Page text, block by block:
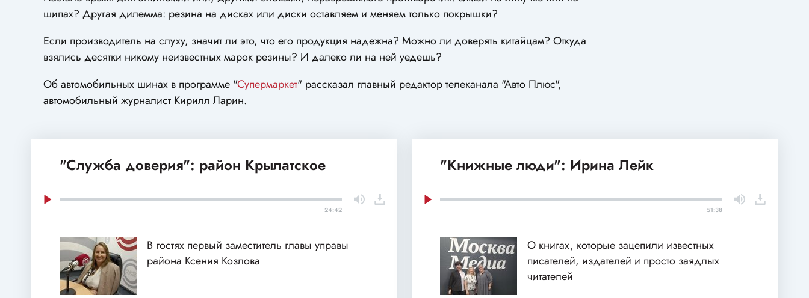
шипах? Другая дилемма: резина на дисках или диски оставляем и меняем только покрышки?
Если производитель на слуху, значит ли это, что его продукция надежна? Можно ли доверять китайцам? Откуда
взялись десятки никому неизвестных марок резины? И далеко ли на ней уедешь?
Об автомобильных шинах в программе "Супермаркет" рассказал главный редактор телеканала "Авто Плюс",
автомобильный журналист Кирилл Ларин.
"Служба доверия": район Крылатское
24:42
В гостях первый заместитель главы управы
района Ксения Козлова
"Книжные люди": Ирина Лейк
51:38
О книгах, которые зацепили известных
писателей, издателей и просто заядлых
читателей